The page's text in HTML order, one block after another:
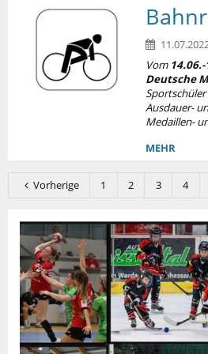
Vom
Deutsche
Ausdauer-
Medaillen-
MEHR
Vorherige 1 2 3 4